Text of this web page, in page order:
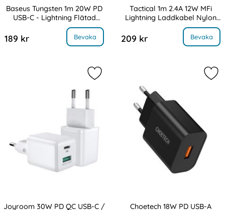
Baseus Tungsten 1m 20W PD
USB-C - Lightning Flätad
Nylon Kabel - Svart
189 kr Bevaka
1m 20W PD USB-C - Lightning Flätad Nylon Kabel - Svart
Tactical 1m 2.4A 12W MFi
Lightning Laddkabel Nylon
209 kr Bevaka
, Tactical 1m 2.4A 12W MFi
Joyroom 30W PD QC USB-C /
Markera joyroom 30W PD QC
Choetech 18W PD USB-A